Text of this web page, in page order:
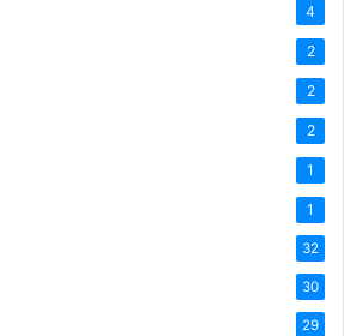
4
2
2
2
1
1
32
30
29